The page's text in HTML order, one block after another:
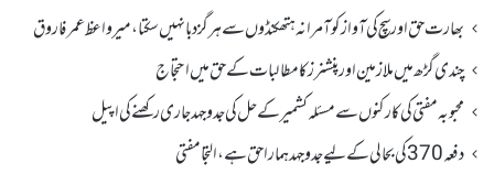
بھارت حق اور سچ کی آواز کو آمرانہ ہتھکنڈوں سے ہرگز دبا نہیں سکتا، میر واعظ عمر فاروق
چندی گڑھ میں ملازمین اور پنشنرز کا مطالبات کے حق میں احتجاج
محبوبہ مفتی کی کارکنوں سے مسئلہ کشمیر کے حل کی جدوجہد جاری رکھنے کی اپیل
دفعہ370کی بحالی کے لیے جدوجہد ہمارا حق ہے، التجا مفتی